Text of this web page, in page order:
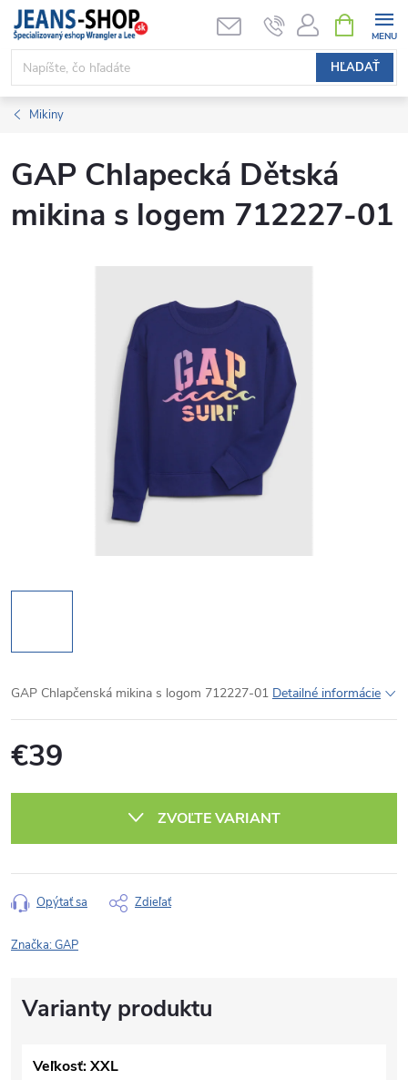
Prejsť
obsah
HĽADAŤ
KOŠÍK
Mikiny
GAP Chlapecká Dětská
mikina s logem 712227-01
GAP Chlapčenská mikina s logom 712227-01 Detailné informácie
€39
ZVOĽTE VARIANT
Opýtať sa Zdieľať
Značka:GAP
Veľkosť: XXL